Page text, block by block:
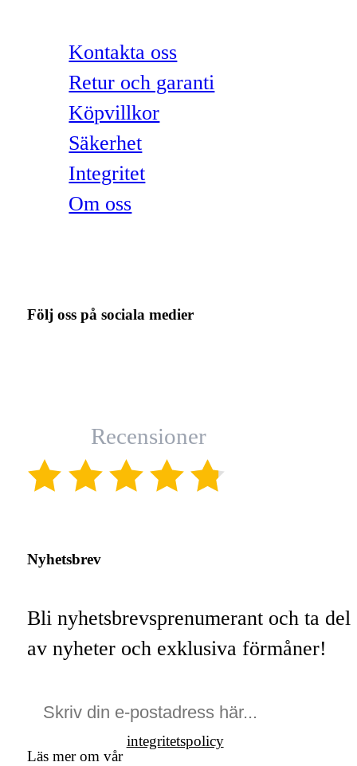
Kontakta oss
Retur och garanti
Köpvillkor
Säkerhet
Integritet
Om oss
Följ oss på sociala medier
Recensioner
Nyhetsbrev
Bli nyhetsbrevsprenumerant och ta del
av nyheter och exklusiva förmåner!
Läs mer om vår
integritetspolicy